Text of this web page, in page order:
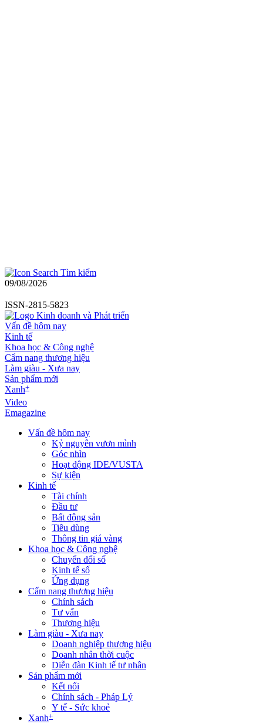
Tìm kiếm
09/08/2026
ISSN-2815-5823
Vấn đề hôm nay
Kinh tế
Khoa học & Công nghệ
Cẩm nang thương hiệu
Làm giàu - Xưa nay
Sản phẩm mới
Xanh+
Video
Emagazine
Vấn đề hôm nay
Kỷ nguyên vươn mình
Góc nhìn
Hoạt động IDE/VUSTA
Sự kiện
Kinh tế
Tài chính
Đầu tư
Bất động sản
Tiêu dùng
Thông tin giá vàng
Khoa học & Công nghệ
Chuyển đổi số
Kinh tế số
Ứng dụng
Cẩm nang thương hiệu
Chính sách
Tư vấn
Thương hiệu
Làm giàu - Xưa nay
Doanh nghiệp thương hiệu
Doanh nhân thời cuộc
Diễn đàn Kinh tế tư nhân
Sản phẩm mới
Kết nối
Chính sách - Pháp Lý
Y tế - Sức khoẻ
Xanh+